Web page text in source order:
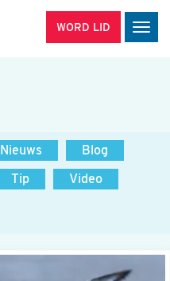
WORD LID
Nieuws
Blog
Tip
Video